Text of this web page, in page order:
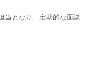
当となり、定期的な面談